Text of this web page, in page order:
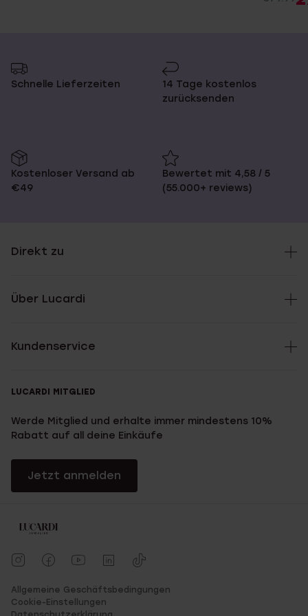
Schnelle Lieferzeiten
14 Tage kostenlos
zurücksenden
Kostenloser Versand ab
€49
Bewertet mit 4,58 / 5
(55.000+ reviews)
Direkt zu
Über Lucardi
Kundenservice
LUCARDI MITGLIED
Werde Mitglied und erhalte immer mindestens 10%
Rabatt auf all deine Einkäufe
Jetzt anmelden
Allgemeine Geschäftsbedingungen
Cookie-Einstellungen